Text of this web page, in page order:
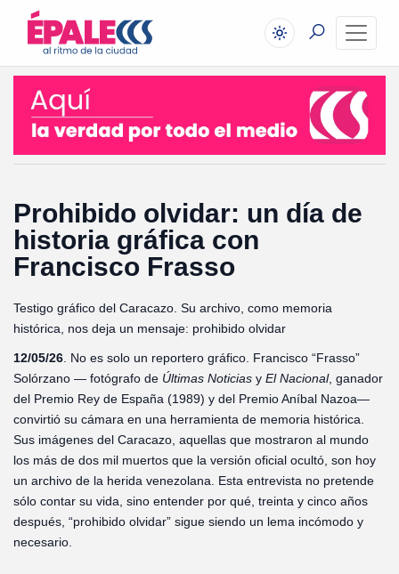
Prohibido olvidar: un día de
historia gráfica con
Francisco Frasso
Testigo gráfico del Caracazo. Su archivo, como memoria
histórica, nos deja un mensaje: prohibido olvidar
12/05/26 . No es solo un reportero gráfico. Francisco “Frasso”
Solórzano — fotógrafo de Últimas Noticias y El Nacional, ganador
del Premio Rey de España (1989) y del Premio Aníbal Nazoa—
convirtió su cámara en una herramienta de memoria histórica.
Sus imágenes del Caracazo, aquellas que mostraron al mundo
los más de dos mil muertos que la versión oficial ocultó, son hoy
un archivo de la herida venezolana. Esta entrevista no pretende
sólo contar su vida, sino entender por qué, treinta y cinco años
después, “prohibido olvidar” sigue siendo un lema incómodo y
necesario.